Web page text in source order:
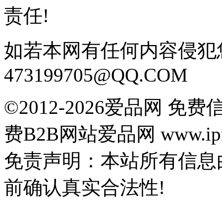
责任!
如若本网有任何内容侵
473199705@QQ.COM
©2012-2026爱品网 免费
费B2B网站爱品网
免责声明：本站所有信
前确认真实合法性!